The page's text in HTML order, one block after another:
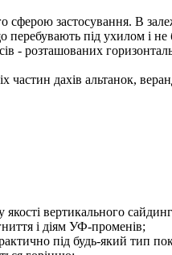
застосування. В
під ухилом і не
- розташованих
дахів альтанок,
якості вертикального
і діям УФ-променів;
під будь-який тип